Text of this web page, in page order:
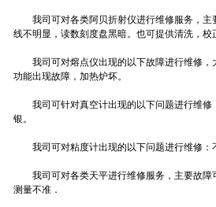
我司可对各类阿贝折射仪进行维修服务，主
线不明显，读数刻度盘黑暗。也可提供清洗，校
我司可对熔点仪出现的以下故障进行维修，
功能出现故障，加热炉坏。
我司可针对真空计出现的以下问题进行维修
银。
我司可对粘度计出现的以下问题进行维修：
我司可对各类天平进行维修服务，主要故障
测量不准．